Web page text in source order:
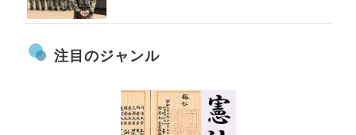
注目のジャンル